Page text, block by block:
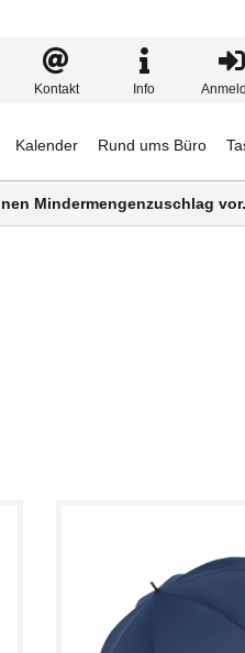
Kalender Rund ums Büro
Kontakt Info
Mindermengenzuschlag vor.